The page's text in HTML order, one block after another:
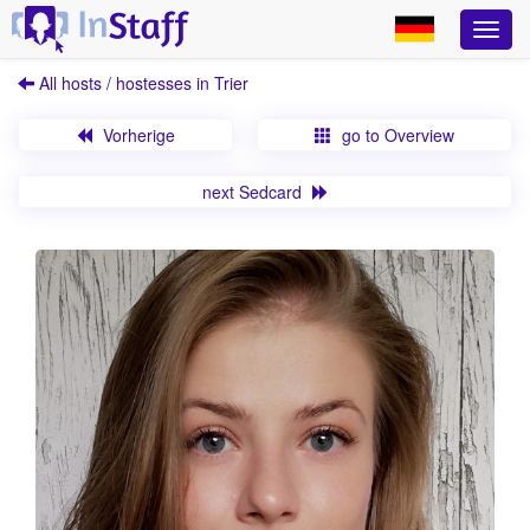
All hosts / hostesses in Trier
Vorherige go to Overview
next Sedcard